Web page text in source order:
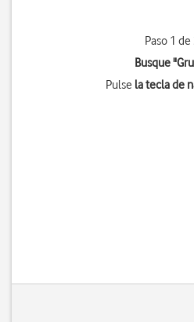
Paso 1 de
Busque
Pulse la tecla de